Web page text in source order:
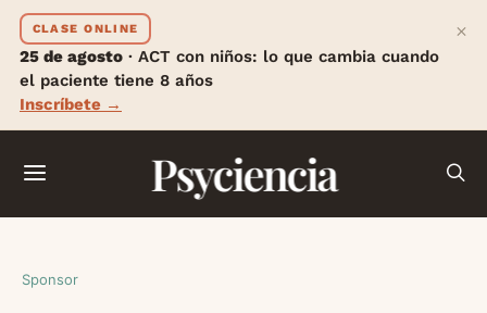
CLASE ONLINE
25 de agosto · ACT con niños: lo que cambia cuando
el paciente tiene 8 años
Inscríbete →
×
Psyciencia
Sponsor